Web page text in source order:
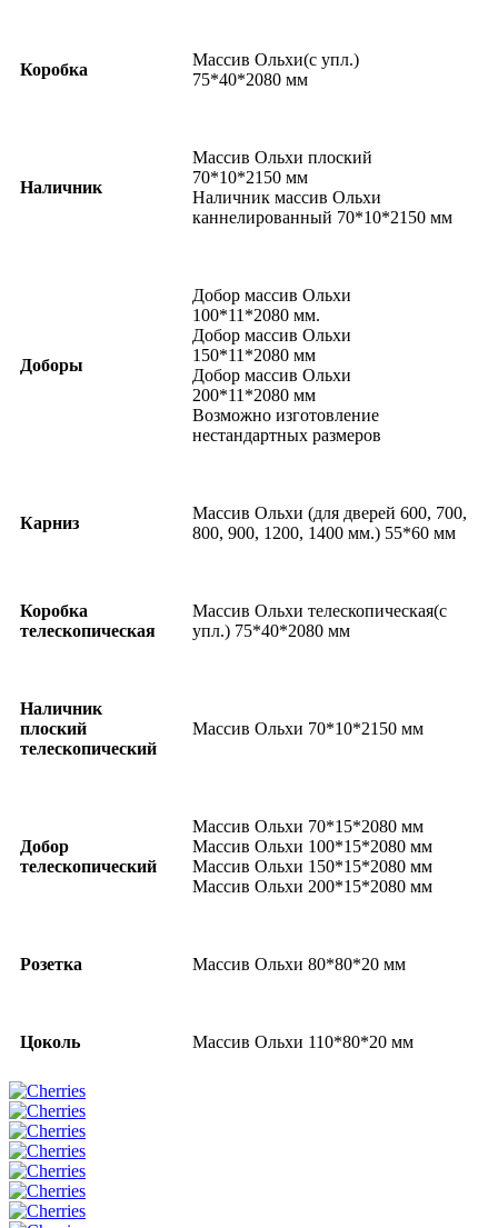
Коробка
Массив Ольхи(с упл.)
75*40*2080 мм
Наличник
Массив Ольхи плоский
70*10*2150 мм
Наличник массив Ольхи
каннелированный 70*10*2150 мм
Доборы
Добор массив Ольхи
100*11*2080 мм.
Добор массив Ольхи
150*11*2080 мм
Добор массив Ольхи
200*11*2080 мм
Возможно изготовление
нестандартных размеров
Карниз
Массив Ольхи (для дверей 600, 700,
800, 900, 1200, 1400 мм.) 55*60 мм
Коробка
телескопическая
Массив Ольхи телескопическая(с
упл.) 75*40*2080 мм
Наличник
плоский
телескопический
Массив Ольхи 70*10*2150 мм
Добор
телескопический
Массив Ольхи 70*15*2080 мм
Массив Ольхи 100*15*2080 мм
Массив Ольхи 150*15*2080 мм
Массив Ольхи 200*15*2080 мм
Розетка Массив Ольхи 80*80*20 мм
Цоколь Массив Ольхи 110*80*20 мм